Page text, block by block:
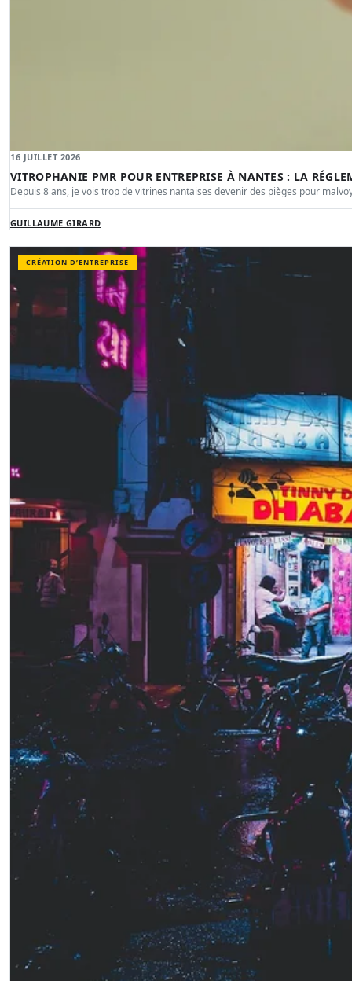
16 JUILLET 2026
VITROPHANIE PMR POUR ENTREPRISE À NANTES : LA
Depuis 8 ans, je vois trop de vitrines nantaises devenir des pièges pour
GUILLAUME GIRARD
CRÉATION D’ENTREPRISE